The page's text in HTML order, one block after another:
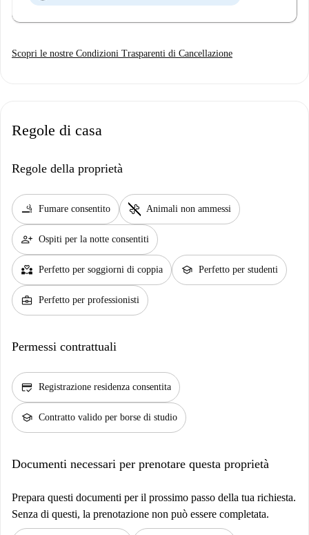
Scopri le nostre Condizioni Trasparenti di Cancellazione
Regole di casa
Regole della proprietà
smoking_rooms Fumare consentito pet_supplies Animali non ammessi
person_add Ospiti per la notte consentiti
partner_heart Perfetto per soggiorni di coppia school Perfetto per studenti
business_center Perfetto per professionisti
Permessi contrattuali
credit_score Registrazione residenza consentita
school Contratto valido per borse di studio
Documenti necessari per prenotare questa proprietà
Prepara questi documenti per il prossimo passo della tua richiesta.
Senza di questi, la prenotazione non può essere completata.